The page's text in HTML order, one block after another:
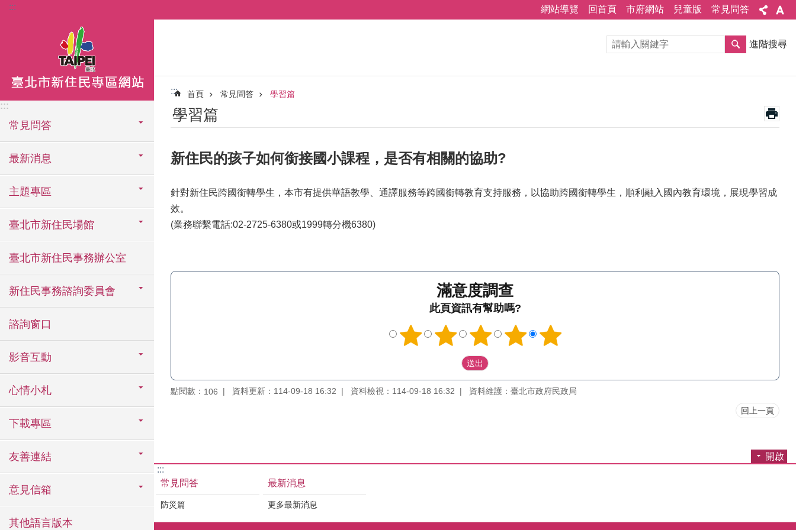
跳到主要內容區塊
::: 網站導覽 回首頁 市府網站 兒童版 常見問答
:::
常見問答
最新消息
主題專區
臺北市新住民場館
臺北市新住民事務辦公室
新住民事務諮詢委員會
諮詢窗口
影音互動
心情小札
下載專區
友善連結
意見信箱
其他語言版本
進階搜尋
::: 首頁 常見問答 學習篇
學習篇
新住民的孩子如何銜接國小課程，是否有相關的協助?
針對新住民跨國銜轉學生，本市有提供華語教學、通譯服務等跨國銜轉教育支持服務，以協助跨國銜轉學生，順利融入國內教育環境，展現學習成
效。
(業務聯繫電話:02-2725-6380或1999轉分機6380)
滿意度調查
此頁資訊有幫助嗎?
點閱數： 106 資料更新：114-09-18 16:32 資料檢視：114-09-18 16:32 資料維護：臺北市政府民政局
回上一頁
開啟
:::
常見問答
防災篇
最新消息
更多最新消息